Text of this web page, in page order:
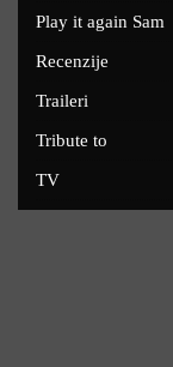
Play it again Sam
Recenzije
Traileri
Tribute to
TV